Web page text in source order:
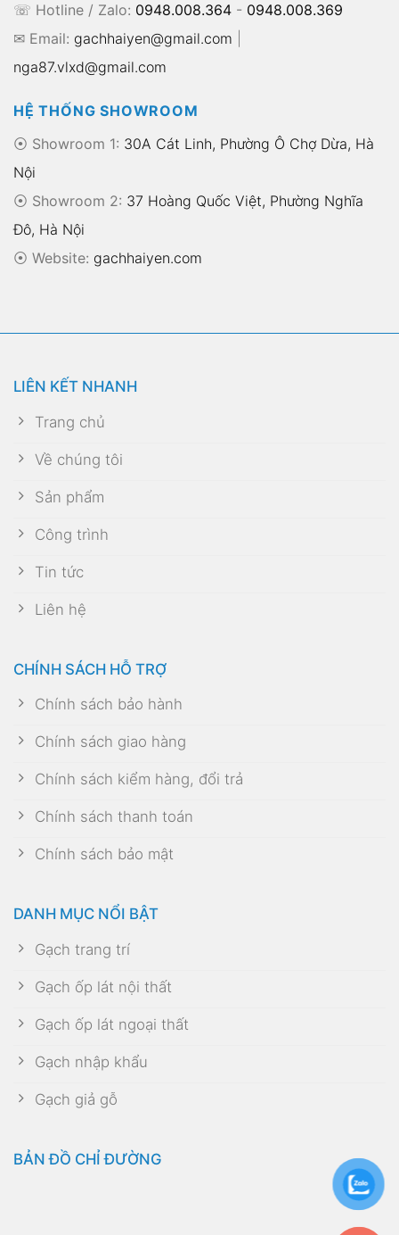
☏ Hotline / Zalo: 0948.008.364 - 0948.008.369
✉ Email: gachhaiyen@gmail.com
nga87.vlxd@gmail.com
HỆ THỐNG SHOWROOM
⦿ Showroom 1: 30A Cát Linh, Phường Ô Chợ Dừa, Hà
Nội
⦿ Showroom 2: 37 Hoàng Quốc Việt, Phường Nghĩa
Đô, Hà Nội
⦿ Website: gachhaiyen.com
LIÊN KẾT NHANH
Trang chủ
Về chúng tôi
Sản phẩm
Công trình
Tin tức
Liên hệ
CHÍNH SÁCH HỖ TRỢ
Chính sách bảo hành
Chính sách giao hàng
Chính sách kiểm hàng, đổi trả
Chính sách thanh toán
Chính sách bảo mật
DANH MỤC NỔI BẬT
Gạch trang trí
Gạch ốp lát nội thất
Gạch ốp lát ngoại thất
Gạch nhập khẩu
Gạch giả gỗ
BẢN ĐỒ CHỈ ĐƯỜNG